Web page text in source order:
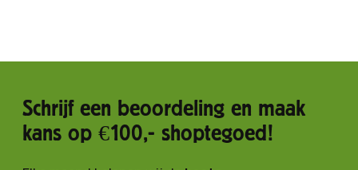
Schrijf een beoordeling en maak
kans op €100,- shoptegoed!